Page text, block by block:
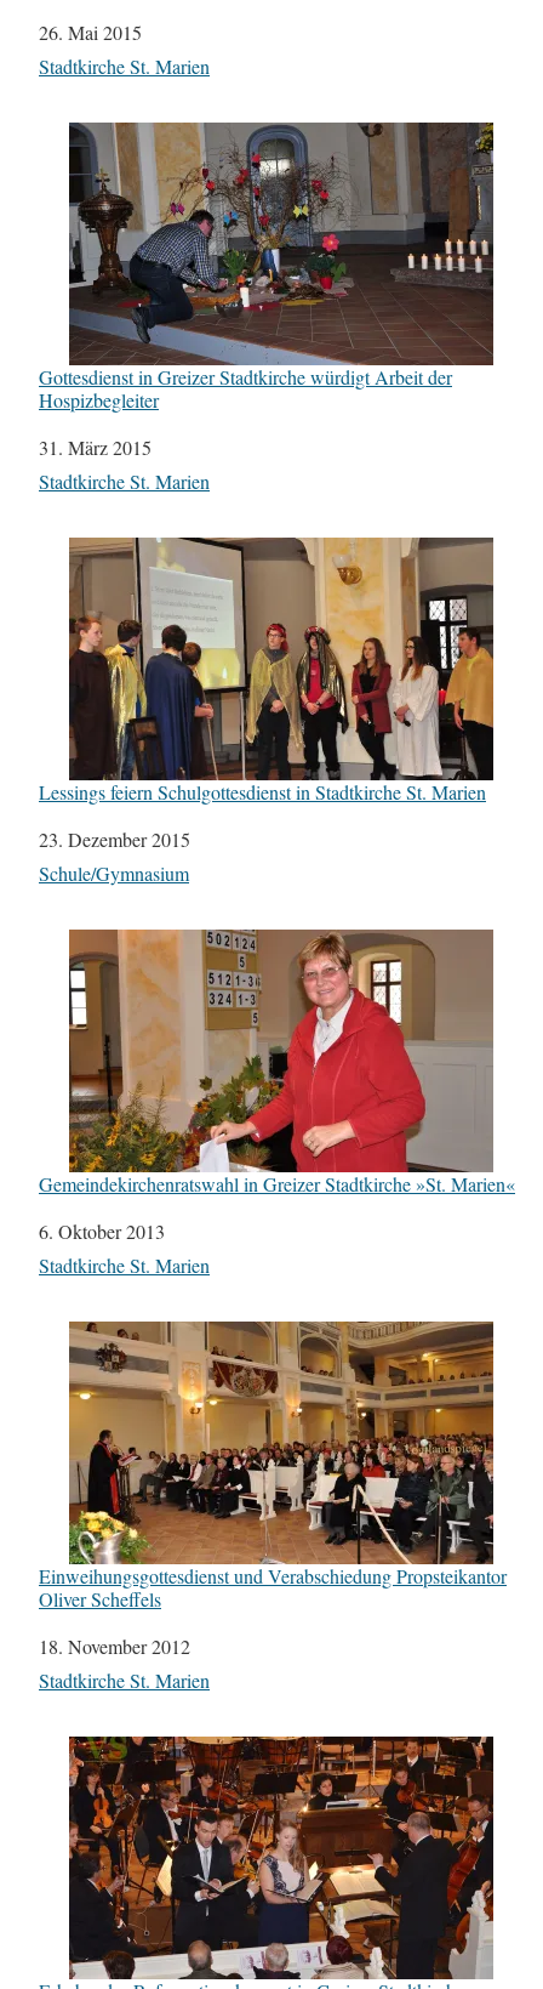
Datum
26. Mai 2015
In Bezug auf
Stadtkirche St. Marien
Gottesdienst in Greizer Stadtkirche würdigt Arbeit der
Hospizbegleiter
Datum
31. März 2015
In Bezug auf
Stadtkirche St. Marien
Lessings feiern Schulgottesdienst in Stadtkirche St. Marien
Datum
23. Dezember 2015
In Bezug auf
Schule/Gymnasium
Gemeindekirchenratswahl in Greizer Stadtkirche »St. Marien«
Datum
6. Oktober 2013
In Bezug auf
Stadtkirche St. Marien
Einweihungsgottesdienst und Verabschiedung Propsteikantor
Oliver Scheffels
Datum
18. November 2012
In Bezug auf
Stadtkirche St. Marien